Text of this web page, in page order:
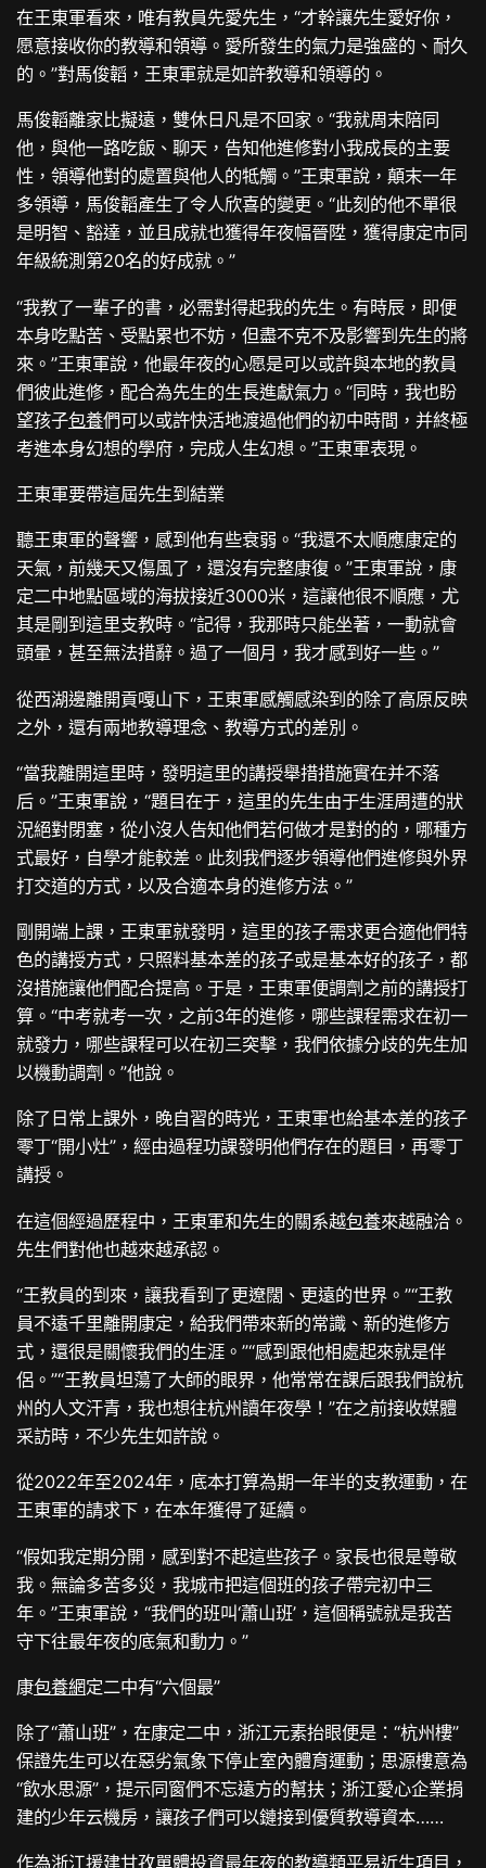
在王東軍看來，唯有教員先愛先生，“才幹讓先生愛好你，
愿意接收你的教導和領導。愛所發生的氣力是強盛的、耐久
的。”對馬俊韜，王東軍就是如許教導和領導的。
馬俊韜離家比擬遠，雙休日凡是不回家。“我就周末陪同
他，與他一路吃飯、聊天，告知他進修對小我成長的主要
性，領導他對的處置與他人的牴觸。”王東軍說，顛末一年
多領導，馬俊韜產生了令人欣喜的變更。“此刻的他不單很
是明智、豁達，並且成就也獲得年夜幅晉陞，獲得康定市同
年級統測第20名的好成就。”
“我教了一輩子的書，必需對得起我的先生。有時辰，即便
本身吃點苦、受點累也不妨，但盡不克不及影響到先生的將
來。”王東軍說，他最年夜的心愿是可以或許與本地的教員
們彼此進修，配合為先生的生長進獻氣力。“同時，我也盼
望孩子包養們可以或許快活地渡過他們的初中時間，并終極
考進本身幻想的學府，完成人生幻想。”王東軍表現。
王東軍要帶這屆先生到結業
聽王東軍的聲響，感到他有些衰弱。“我還不太順應康定的
天氣，前幾天又傷風了，還沒有完整康復。”王東軍說，康
定二中地點區域的海拔接近3000米，這讓他很不順應，尤
其是剛到這里支教時。“記得，我那時只能坐著，一動就會
頭暈，甚至無法措辭。過了一個月，我才感到好一些。”
從西湖邊離開貢嘎山下，王東軍感觸感染到的除了高原反映
之外，還有兩地教導理念、教導方式的差別。
“當我離開這里時，發明這里的講授舉措措施實在并不落
后。”王東軍說，“題目在于，這里的先生由于生涯周遭的狀
況絕對閉塞，從小沒人告知他們若何做才是對的的，哪種方
式最好，自學才能較差。此刻我們逐步領導他們進修與外界
打交道的方式，以及合適本身的進修方法。”
剛開端上課，王東軍就發明，這里的孩子需求更合適他們特
色的講授方式，只照料基本差的孩子或是基本好的孩子，都
沒措施讓他們配合提高。于是，王東軍便調劑之前的講授打
算。“中考就考一次，之前3年的進修，哪些課程需求在初一
就發力，哪些課程可以在初三突擊，我們依據分歧的先生加
以機動調劑。”他說。
除了日常上課外，晚自習的時光，王東軍也給基本差的孩子
零丁“開小灶”，經由過程功課發明他們存在的題目，再零丁
講授。
在這個經過歷程中，王東軍和先生的關系越包養來越融洽。
先生們對他也越來越承認。
“王教員的到來，讓我看到了更遼闊、更遠的世界。”“王教
員不遠千里離開康定，給我們帶來新的常識、新的進修方
式，還很是關懷我們的生涯。”“感到跟他相處起來就是伴
侶。”“王教員坦蕩了大師的眼界，他常常在課后跟我們說杭
州的人文汗青，我也想往杭州讀年夜學！”在之前接收媒體
采訪時，不少先生如許說。
從2022年至2024年，底本打算為期一年半的支教運動，在
王東軍的請求下，在本年獲得了延續。
“假如我定期分開，感到對不起這些孩子。家長也很是尊敬
我。無論多苦多災，我城市把這個班的孩子帶完初中三
年。”王東軍說，“我們的班叫‘蕭山班’，這個稱號就是我苦
守下往最年夜的底氣和動力。”
康包養網定二中有“六個最”
除了“蕭山班”，在康定二中，浙江元素抬眼便是：“杭州樓”
保證先生可以在惡劣氣象下停止室內體育運動；思源樓意為
“飲水思源”，提示同窗們不忘遠方的幫扶；浙江愛心企業捐
建的少年云機房，讓孩子們可以鏈接到優質教導資本……
作為浙江援建甘孜單體投資最年夜的教導類平易近生項目，